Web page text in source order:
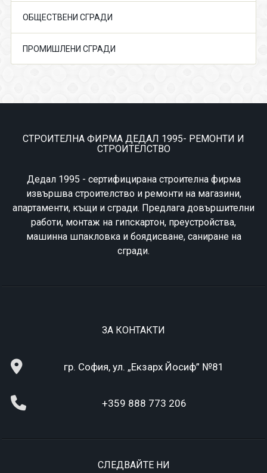
ОБЩЕСТВЕНИ СГРАДИ
ПРОМИШЛЕНИ СГРАДИ
СТРОИТЕЛНА ФИРМА ДЕДАЛ 1995- РЕМОНТИ И
СТРОИТЕЛСТВО
Дедал 1995 - сертифицирана строителна фирма
извършва строителство и ремонти на магазини,
апартаменти, къщи и сгради. Предлага довършителни
работи, монтаж на гипскартон, преустройства,
машинна шпакловка и боядисване, саниране на
сгради.
ЗА КОНТАКТИ
гр. София, ул. „Екзарх Йосиф” №81
+359 888 773 206
СЛЕДВАЙТЕ НИ